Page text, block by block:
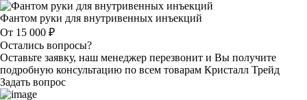
Фантом руки для внутривенных инъекций
От 15 000 ₽
Остались вопросы?
Оставьте заявку, наш менеджер перезвонит и Вы получите
подробную консультацию по всем товарам Кристалл Трейд
Задать вопрос